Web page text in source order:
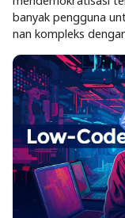
banyak pengguna
nan kompleks